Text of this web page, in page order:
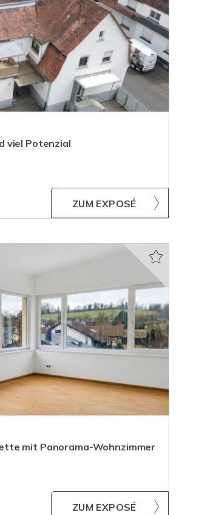
viel Potenzial
ZUM EXPOSÉ
mit Panorama-Wohnzimmer
ZUM EXPOSÉ